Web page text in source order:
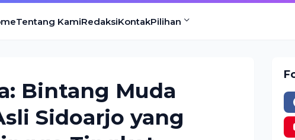
Tentang KamiRedaksiKontakPilihan
Bintang Muda
Sidoarjo yang